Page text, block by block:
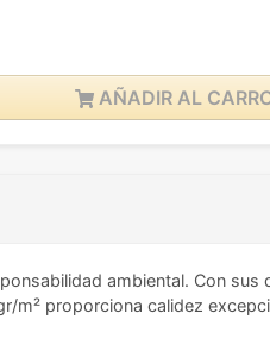
AÑADIR AL
ambiental. Con sus
m² proporciona calidez